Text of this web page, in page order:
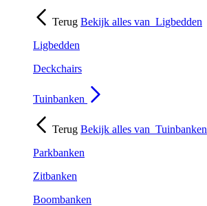
Terug Bekijk alles van Ligbedden
Ligbedden
Deckchairs
Tuinbanken
Terug Bekijk alles van Tuinbanken
Parkbanken
Zitbanken
Boombanken